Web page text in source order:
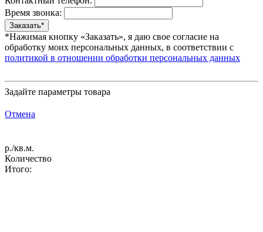
Время звонка:
*Нажимая кнопку «Заказать», я даю свое согласие на
обработку моих персональных данных, в соответствии с
политикой в отношении обработки персональных данных
Задайте параметры товара
Отмена
р./кв.м.
Количество
Итого: